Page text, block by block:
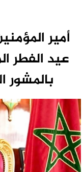
أمير
عيد الفطر
بالمشور